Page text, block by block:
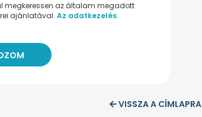
megkeressen az általam megadott
ajánlatával. Az adatkezelés
VISSZA A CÍMLAPRA